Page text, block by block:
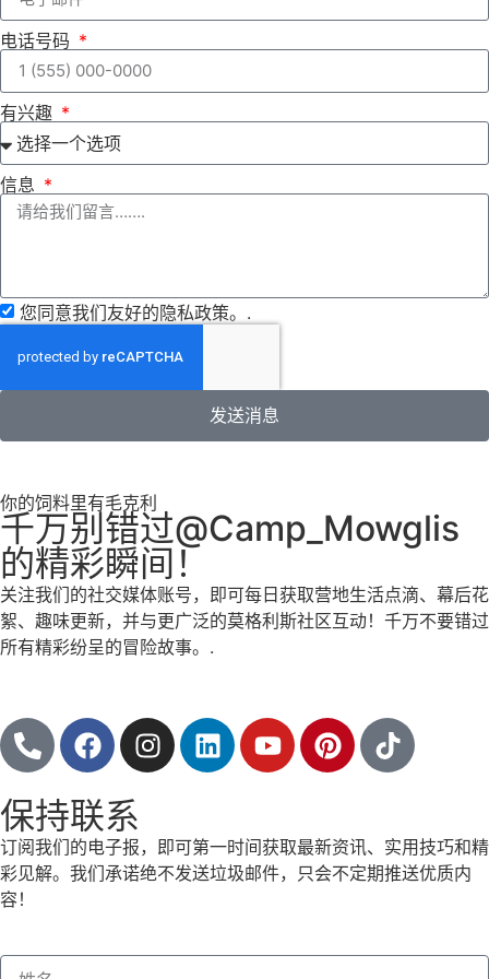
电话号码
有兴趣
信息
您同意我们友好的隐私政策。.
发送消息
你的饲料里有毛克利
千万别错过@Camp_Mowglis
的精彩瞬间！
关注我们的社交媒体账号，即可每日获取营地生活点滴、幕后花
絮、趣味更新，并与更广泛的莫格利斯社区互动！千万不要错过
所有精彩纷呈的冒险故事。.
保持联系
订阅我们的电子报，即可第一时间获取最新资讯、实用技巧和精
彩见解。我们承诺绝不发送垃圾邮件，只会不定期推送优质内
容！